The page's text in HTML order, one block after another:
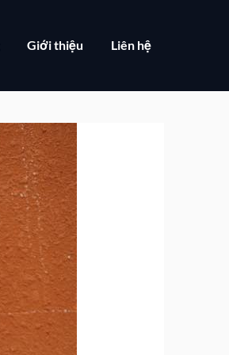
Giới thiệu Liên hệ